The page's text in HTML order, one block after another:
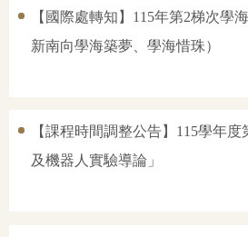
【國際處轉知】115年第2梯次學
新南向學海築夢、學海惜珠）
【課程時間調整公告】115學年
及機器人實驗導論」